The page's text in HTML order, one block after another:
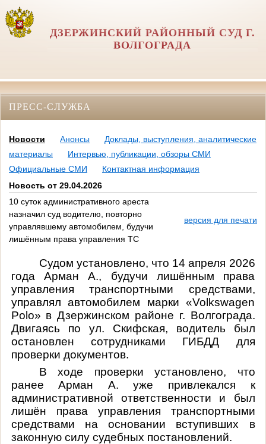
ДЗЕРЖИНСКИЙ РАЙОННЫЙ СУД Г.
ВОЛГОГРАДА
ПРЕСС-СЛУЖБА
Новости Анонсы
Доклады, выступления, аналитические
материалы
Интервью, публикации, обзоры СМИ
Официальные СМИ
Контактная информация
Новость от 29.04.2026
10 суток административного ареста
назначил суд водителю, повторно
управлявшему автомобилем, будучи
лишённым права управления ТС
версия для печати
Судом установлено, что 14 апреля 2026
года Арман А., будучи лишённым права
управления транспортными средствами,
управлял автомобилем марки «Volkswagen
Polo» в Дзержинском районе г. Волгограда.
Двигаясь по ул. Скифская, водитель был
остановлен сотрудниками ГИБДД для
проверки документов.
В ходе проверки установлено, что
ранее Арман А. уже привлекался к
административной ответственности и был
лишён права управления транспортными
средствами на основании вступивших в
законную силу судебных постановлений.